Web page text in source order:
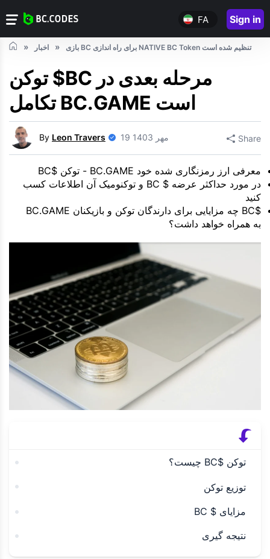
FA Sign in
اخبار بازی BC برای راه اندازی NATIVE BC Token تنظیم شده است
توکن $BC مرحله بعدی در
تکامل BC.GAME است
By Leon Travers 19 مهر 1403 Share
معرفی ارز رمزنگاری شده خود BC.GAME - توکن $BC
در مورد حداکثر عرضه $ BC و توکنومیک آن اطلاعات کسب
کنید
$BC چه مزایایی برای دارندگان توکن و بازیکنان BC.GAME
به همراه خواهد داشت؟
توکن $BC چیست؟
توزیع توکن
مزایای $ BC
نتیجه گیری